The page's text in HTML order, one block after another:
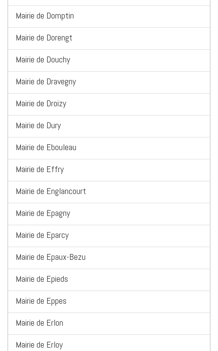
Mairie de Domptin
Mairie de Dorengt
Mairie de Douchy
Mairie de Dravegny
Mairie de Droizy
Mairie de Dury
Mairie de Ebouleau
Mairie de Effry
Mairie de Englancourt
Mairie de Epagny
Mairie de Eparcy
Mairie de Epaux-Bezu
Mairie de Epieds
Mairie de Eppes
Mairie de Erlon
Mairie de Erloy